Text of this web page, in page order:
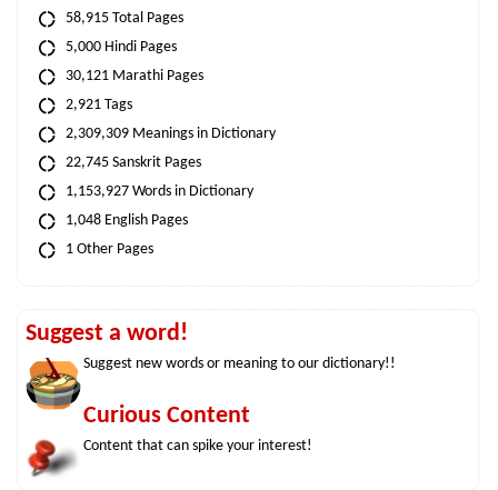
58,915 Total Pages
5,000 Hindi Pages
30,121 Marathi Pages
2,921 Tags
2,309,309 Meanings in Dictionary
22,745 Sanskrit Pages
1,153,927 Words in Dictionary
1,048 English Pages
1 Other Pages
Suggest a word!
Suggest new words or meaning to our dictionary!!
Curious Content
Content that can spike your interest!